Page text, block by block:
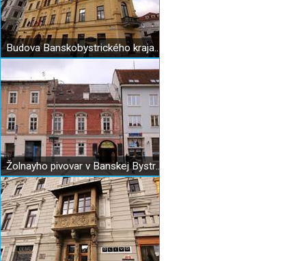
Budova Banskobystrického kraja - "Vlčí obed"
Žolnayho pivovar v Banskej Bystrici